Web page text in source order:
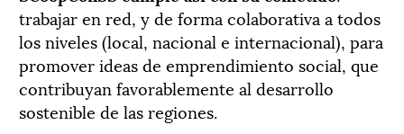
trabajar en red, y de forma colaborativa a todos
los niveles (local, nacional e internacional), para
promover ideas de emprendimiento social, que
contribuyan favorablemente al desarrollo
sostenible de las regiones.